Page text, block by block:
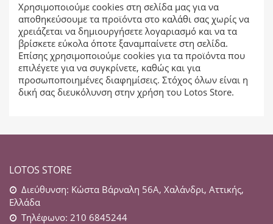
Χρησιμοποιούμε cookies στη σελίδα μας για να
αποθηκεύσουμε τα προϊόντα στο καλάθι σας χωρίς να
χρειάζεται να δημιουργήσετε λογαριασμό και να τα
βρίσκετε εύκολα όποτε ξαναμπαίνετε στη σελίδα.
Επίσης χρησιμοποιούμε cookies για τα προϊόντα που
επιλέγετε για να συγκρίνετε, καθώς και για
προσωποποιημένες διαφημίσεις. Στόχος όλων είναι η
δική σας διευκόλυνση στην χρήση του Lotos Store.
LOTOS STORE
Διεύθυνση: Κώστα Βάρναλη 56Α, Χαλάνδρι, Αττικής,
Ελλάδα
Τηλέφωνο: 210 6845244